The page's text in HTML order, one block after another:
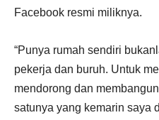
Facebook resmi miliknya.
“Punya rumah sendiri
pekerja dan buruh. Untuk
mendorong dan
satunya yang kemarin saya